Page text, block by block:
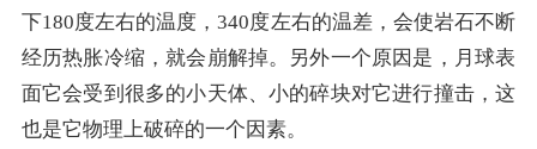
下180度左右的温度，340度左右的温差，会使岩石不断
经历热胀冷缩，就会崩解掉。 另外一个原因是，月球表
面它会受到很多的小天体、小的碎块对它进行撞击，这
也是它物理上破碎的一个因素。